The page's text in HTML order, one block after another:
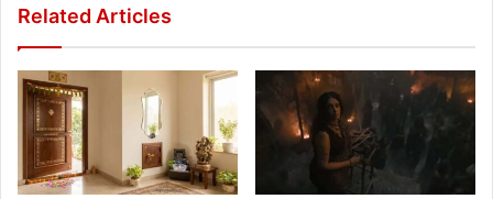
Related Articles